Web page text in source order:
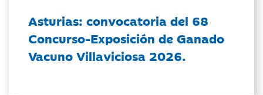
Asturias: convocatoria del 68
Concurso-Exposición de Ganado
Vacuno Villaviciosa 2026.